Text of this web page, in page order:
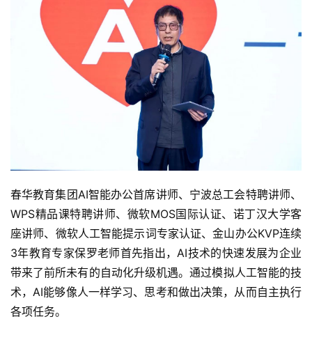
春华教育集团AI智能办公首席讲师、宁波总工会特聘讲师、
WPS精品课特聘讲师、微软MOS国际认证、诺丁汉大学客
座讲师、微软人工智能提示词专家认证、金山办公KVP连续
3年教育专家保罗老师首先指出，AI技术的快速发展为企业
带来了前所未有的自动化升级机遇。通过模拟人工智能的技
术，AI能够像人一样学习、思考和做出决策，从而自主执行
各项任务。